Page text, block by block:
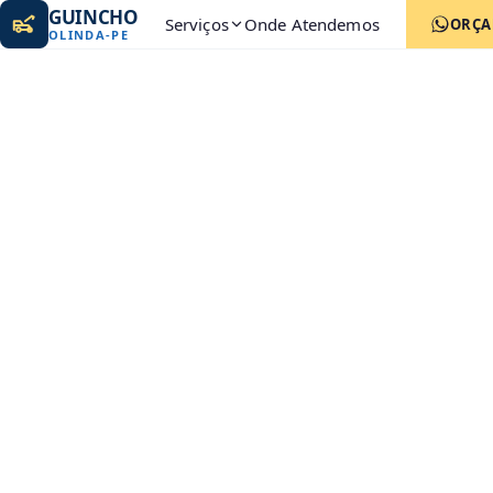
GUINCHO
OLINDA-PE Serviços Onde Atendemos